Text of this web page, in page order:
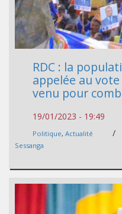
RDC : la
appelée au
venu pour
19/01/2023 - 19:49
Politique, Actualité /
Sessanga